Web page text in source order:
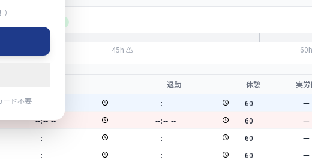
45h ⚠
退勤 休憩 実労
—
—
—
—
ード不要